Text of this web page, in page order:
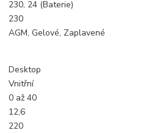
230, 24 (Baterie)
230
AGM, Gelové, Zaplavené
Desktop
Vnitřní
0 až 40
12,6
220